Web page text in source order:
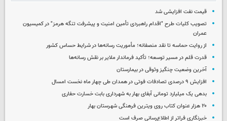
قیمت نفت افزایشی شد
تصویب کلیات طرح "اقدام راهبردی تأمین امنیت و پیشرفت تنگه هرمز" در کمیسیون
عمران
از روایت حماسه تا نقد منصفانه؛ مأموریت رسانه‌ها در شرایط حساس کشور
قدرت قلم در مسیر توسعه؛ تأکید فرماندار ملایر بر نقش رسانه‌ها
آخرین وضعیت چنگیز وثوقی در بیمارستان
افزایش ۹ درصدی تصادفات فوتی در همدان طی چهار ماه نخست امسال
بدهی یک میلیارد تومانی آبفای بهار به شهرداری بابت خسارت حفاری
۲۰ هزار عنوان کتاب روی ویترین فرهنگی شهرستان بهار
خبرنگاری فراتر از اطلاع‌رسانی صرف است